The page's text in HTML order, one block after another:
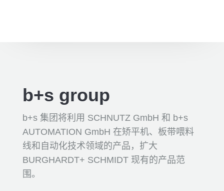
b+s group
b+s 集团将利用 SCHNUTZ GmbH 和 b+s
AUTOMATION GmbH 在矫平机、板带喂料
线和自动化技术领域的产品，扩大
BURGHARDT+ SCHMIDT 现有的产品范
围。